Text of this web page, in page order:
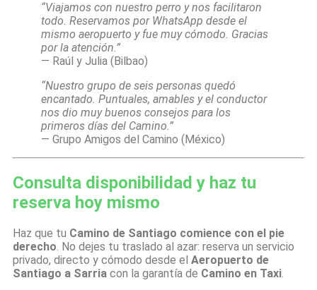
“Viajamos con nuestro perro y nos facilitaron
todo. Reservamos por WhatsApp desde el
mismo aeropuerto y fue muy cómodo. Gracias
por la atención.”
— Raúl y Julia (Bilbao)
“Nuestro grupo de seis personas quedó
encantado. Puntuales, amables y el conductor
nos dio muy buenos consejos para los
primeros días del Camino.”
— Grupo Amigos del Camino (México)
Consulta disponibilidad y haz tu
reserva hoy mismo
Haz que tu Camino de Santiago comience con el pie
derecho. No dejes tu traslado al azar: reserva un servicio
privado, directo y cómodo desde el Aeropuerto de
Santiago a Sarria con la garantía de Camino en Taxi.